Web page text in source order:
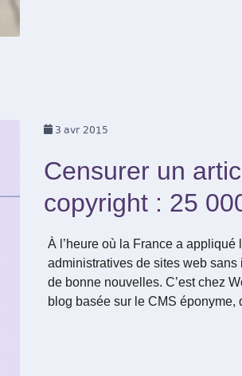
3 avr 2015
Censurer un
copyright : 25
À l’heure où la France a appliqué
administratives de sites web sans
de bonne nouvelles. C’est chez
blog basée sur le CMS éponyme,